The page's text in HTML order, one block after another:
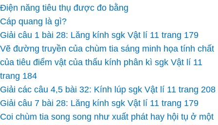
Điện năng tiêu thụ được đo bằng
Cáp quang là gì?
Giải câu 1 bài 28: Lăng kính sgk Vật lí 11 trang 179
Vẽ đường truyền của chùm tia sáng minh họa tính chất
của tiêu điểm vật của thấu kính phân kì sgk Vật lí 11
trang 184
Giải các câu 4,5 bài 32: Kính lúp sgk Vật lí 11 trang 208
Giải câu 7 bài 28: Lăng kính sgk Vật lí 11 trang 179
Coi chùm tia song song như xuất phát hay hội tụ ở một